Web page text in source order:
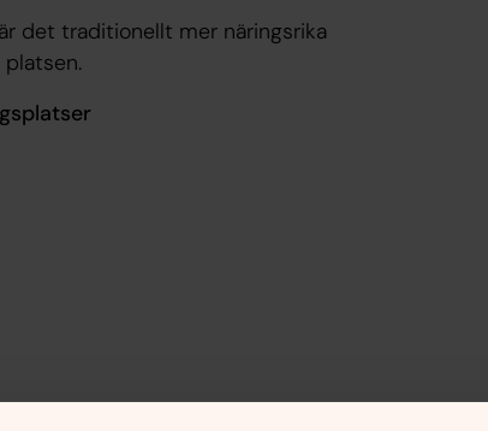
det traditionellt mer näringsrika